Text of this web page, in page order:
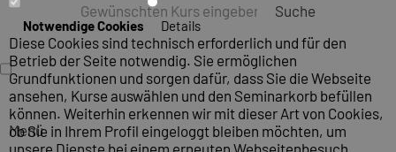
Suche
Menü
Notwendige Cookies Details
Diese Cookies sind technisch erforderlich und für den
Betrieb der Seite notwendig. Sie ermöglichen
Grundfunktionen und sorgen dafür, dass Sie die Webseite
ansehen, Kurse auswählen und den Seminarkorb befüllen
können. Weiterhin erkennen wir mit dieser Art von Cookies,
ob Sie in Ihrem Profil eingeloggt bleiben möchten, um
unsere Dienste bei einem erneuten Webseitenbesuch